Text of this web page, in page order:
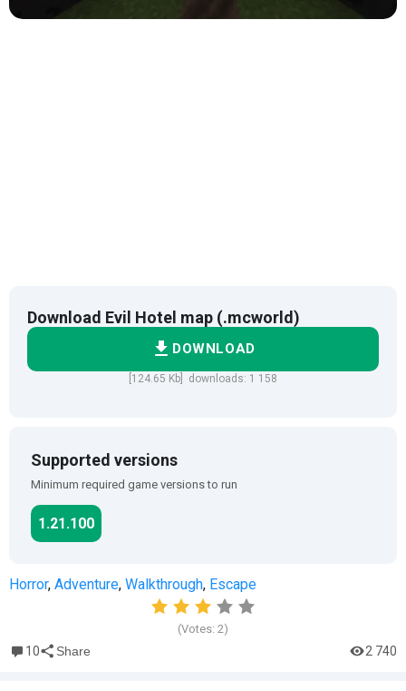
Download Evil Hotel map (.mcworld)
DOWNLOAD
[124.65 Kb] downloads: 1 158
Supported versions
Minimum required game versions to run
1.21.100
Horror, Adventure, Walkthrough, Escape
(Votes: 2)
10 Share 2 740